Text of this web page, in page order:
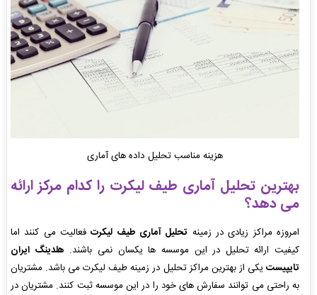
هزینه مناسب تحلیل داده های آماری
بهترین تحلیل آماری طیف لیکرت را کدام مرکز ارائه
می دهد؟
امروزه مراکز زیادی در زمینه تحلیل آماری طیف لیکرتفعالیت می کنند اما
کیفیت ارائه تحلیل در این موسسه ها یکسان نمی باشند. هلدینگ ایران
تایپیستیکی از بهترین مراکز تحلیل در زمینه طیف لیکرت می باشد. مشتریان
به راحتی می توانند سفارش های خود را در این موسسه ثبت کنند. مشتریان در